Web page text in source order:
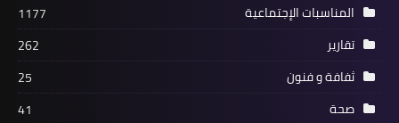
أثناء التقاط صور في فاريا… شاب من
الجنسية السورية يفارق الحياة
المناسبات الإجتماعية
1177
تقارير
262
ثفافة و فنون
25
صحة
41